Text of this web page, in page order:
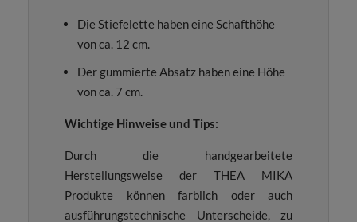
Die Stiefelette haben eine Schafthöhe
von ca. 12 cm.
Der gummierte Absatz haben eine Höhe
von ca. 7 cm.
Wichtige Hinweise und Tips:
Durch die handgearbeitete
Herstellungsweise der THEA MIKA
Produkte können farblich oder auch
ausführungstechnische Unterscheide, zu